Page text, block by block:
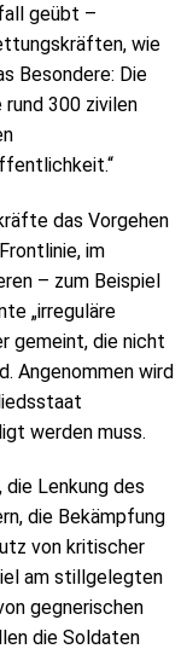
geübt –
wie
Besondere: Die
300 zivilen
das Vorgehen
im
– zum Beispiel
„irreguläre
gemeint, die nicht
Angenommen wird
werden muss.
Lenkung des
die Bekämpfung
von kritischer
am stillgelegten
gegnerischen
die Soldaten